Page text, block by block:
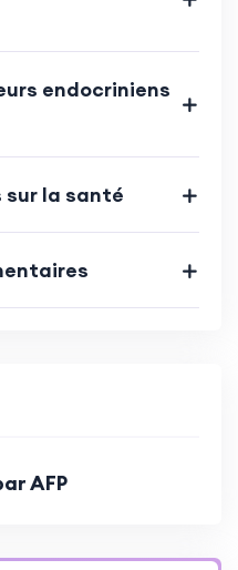
endocriniens
la santé
AFP